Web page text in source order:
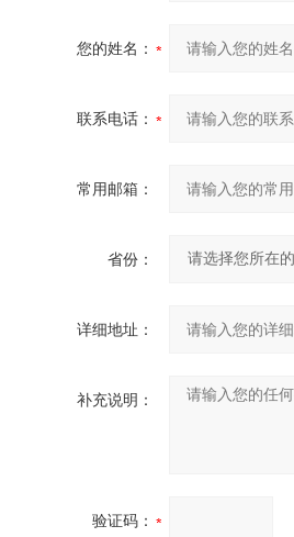
您的姓名：
联系电话：
常用邮箱：
省份：
详细地址：
补充说明：
验证码：